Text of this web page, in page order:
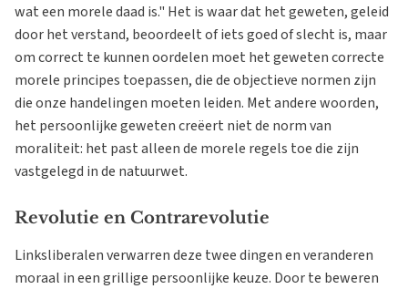
wat een morele daad is." Het is waar dat het geweten, geleid
door het verstand, beoordeelt of iets goed of slecht is, maar
om correct te kunnen oordelen moet het geweten correcte
morele principes toepassen, die de objectieve normen zijn
die onze handelingen moeten leiden. Met andere woorden,
het persoonlijke geweten creëert niet de norm van
moraliteit: het past alleen de morele regels toe die zijn
vastgelegd in de natuurwet.
Revolutie en Contrarevolutie
Linksliberalen verwarren deze twee dingen en veranderen
moraal in een grillige persoonlijke keuze. Door te beweren